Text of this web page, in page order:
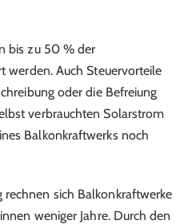
bis zu 50 % der
werden. Auch Steuervorteile
oder die Befreiung
verbrauchten Solarstrom
Balkonkraftwerks noch
rechnen sich Balkonkraftwerke
weniger Jahre. Durch den